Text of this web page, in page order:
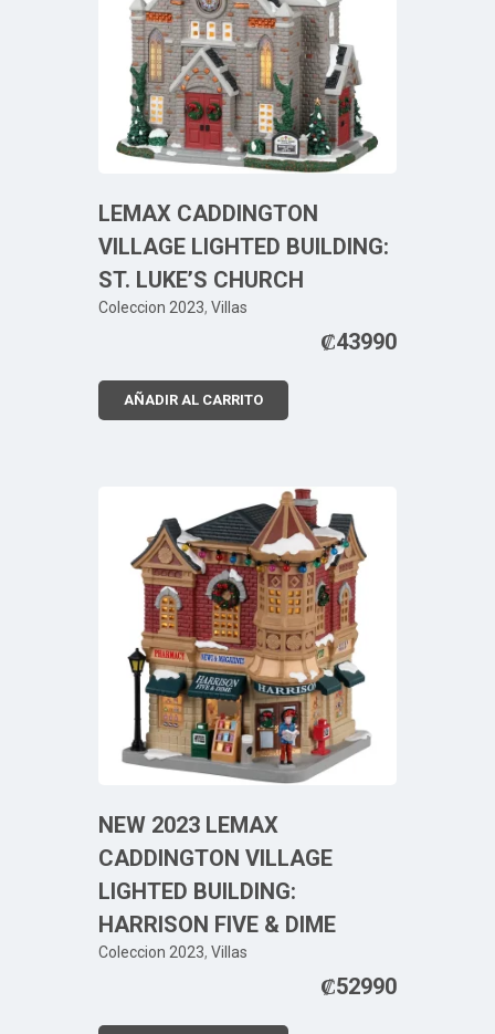
LEMAX CADDINGTON
VILLAGE LIGHTED BUILDING:
ST. LUKE’S CHURCH
Coleccion 2023, Villas
₡43990
AÑADIR AL CARRITO
NEW 2023 LEMAX
CADDINGTON VILLAGE
LIGHTED BUILDING:
HARRISON FIVE & DIME
Coleccion 2023, Villas
₡52990